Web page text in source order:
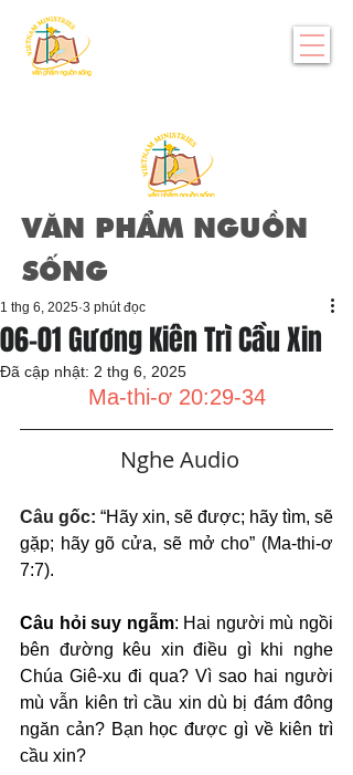
VĂN PHẨM NGUỒN
SỐNG
06-01 Gương Kiên Trì Cầu Xin
1 thg 6, 2025 3 phút đọc
Đã cập nhật: 2 thg 6, 2025
Ma-thi-ơ 20:29-34
   Nghe Audio
Câu gốc: “Hãy xin, sẽ được; hãy tìm, sẽ
gặp; hãy gõ cửa, sẽ mở cho” (Ma-thi-ơ
7:7).
Câu hỏi suy ngẫm: Hai người mù ngồi
bên đường kêu xin điều gì khi nghe
Chúa Giê-xu đi qua? Vì sao hai người
mù vẫn kiên trì cầu xin dù bị đám đông
ngăn cản? Bạn học được gì về kiên trì
cầu xin?